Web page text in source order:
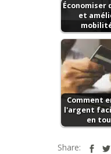
Économiser
et
Comment
l'argent
en
Share: